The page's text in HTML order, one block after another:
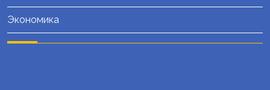
Экономика